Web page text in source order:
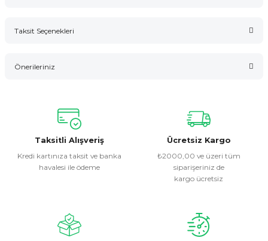
Taksit Seçenekleri
Önerileriniz
konularda yetersiz gördüğünüz noktaları öneri formunu
kullanarak tarafımıza iletebilirsiniz.
Görüş ve önerileriniz için teşekkür ederiz.
Ürün resmi kalitesiz, bozuk veya görüntülenemiyor.
Ürün fiyatı diğer sitelerden daha pahalı.
Bu ürüne benzer farklı alternatifler olmalı.
Taksitli Alışveriş
Kredi kartınıza taksit ve banka
havalesi ile ödeme
Ücretsiz Kargo
₺2000,00 ve üzeri tüm
siparişeriniz de
kargo ücretsiz